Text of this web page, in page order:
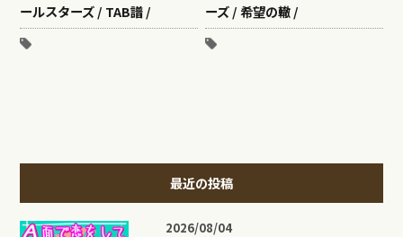
ールスターズ / TAB譜 /
ーズ / 希望の轍 /
最近の投稿
2026/08/04